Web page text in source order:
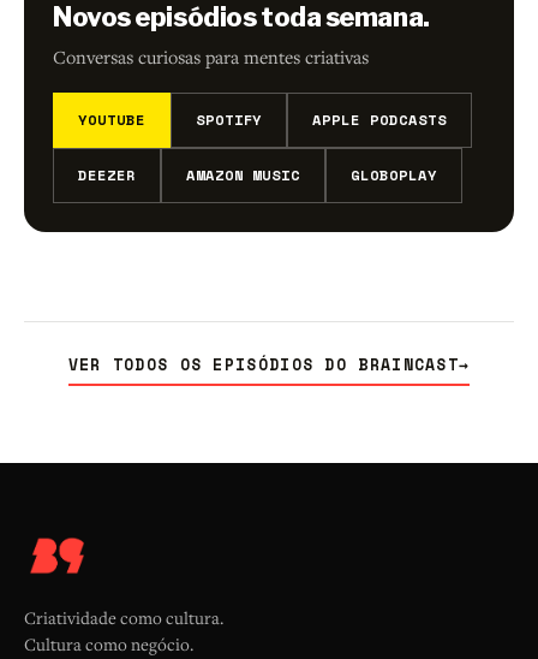
Novos episódios toda semana.
Conversas curiosas para mentes criativas
YOUTUBE SPOTIFY APPLE PODCASTS
DEEZER AMAZON MUSIC GLOBOPLAY
VER TODOS OS EPISÓDIOS DO BRAINCAST→
Criatividade como cultura.
Cultura como negócio.